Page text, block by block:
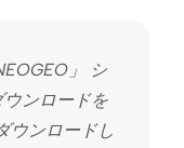
」 シ
ンロードを
ウンロードし